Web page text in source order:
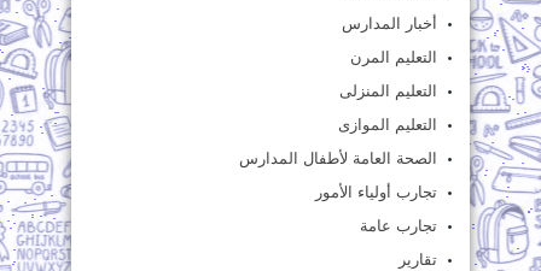
أخبار المدارس
التعليم المرن
التعليم المنزلى
التعليم الموازى
الصحة العامة لأطفال المدارس
تجارب أولياء الأمور
تجارب عامة
تقارير